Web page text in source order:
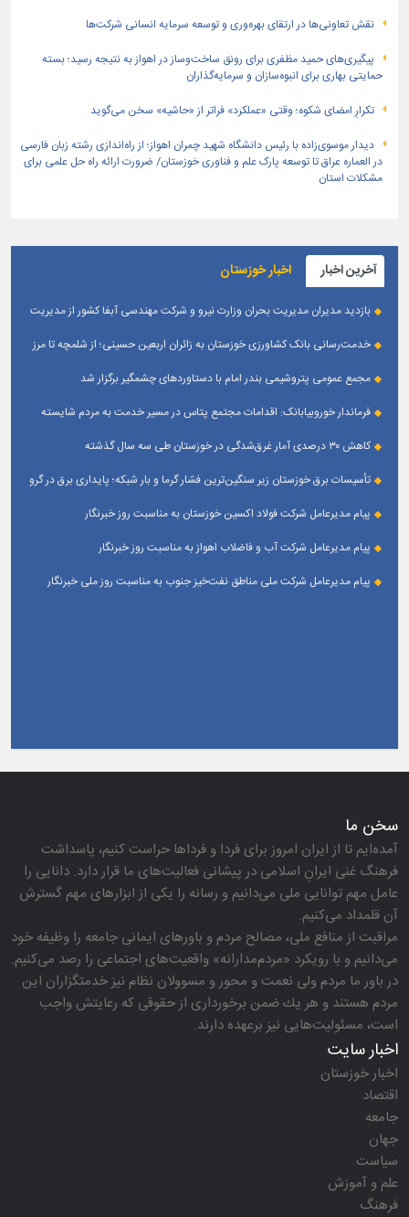
نقش تعاونی‌ها در ارتقای بهره‌وری و توسعه سرمایه انسانی شرکت‌ها
پیگیری‌های حمید مظفری برای رونق ساخت‌وساز در اهواز به نتیجه رسید؛ بسته
حمایتی بهاری برای انبوه‌سازان و سرمایه‌گذاران
تکرارِ امضای شکوه؛ وقتی «عملکرد» فراتر از «حاشیه» سخن می‌گوید
دیدار موسوی‌زاده با رئیس دانشگاه شهید چمران اهواز؛ از راه‌اندازی رشته زبان فارسی
در العماره عراق تا توسعه پارک علم و فناوری خوزستان/ ضرورت ارائه راه حل علمی برای
مشکلات استان
آخرین اخبار اخبار خوزستان
بازدید مدیران مدیریت بحران وزارت نیرو و شرکت مهندسی آبفا کشور از مدیریت
خدمت‌رسانی بانک کشاورزی خوزستان به زائران اربعین حسینی؛ از شلمچه تا مرز
مجمع عمومی پتروشیمی بندر امام با دستاوردهای چشمگیر برگزار شد
فرماندار خوروبیابانک: اقدامات مجتمع پتاس در مسیر خدمت به مردم شایسته
کاهش ۳۰ درصدی آمار غرق‌شدگی در خوزستان طی سه سال گذشته
تأسیسات برق خوزستان زیر سنگین‌ترین فشار گرما و بار شبکه؛ پایداری برق در گرو
پیام مدیرعامل شرکت فولاد اکسین خوزستان به مناسبت روز خبرنگار
پیام مدیرعامل شرکت آب و فاضلاب اهواز به مناسبت روز خبرنگار
پیام مدیرعامل شركت ملی مناطق نفت‌خیز جنوب به مناسبت روز ملی خبرنگار
سخن ما
آمده‌ایم تا از ایران امروز برای فردا و فرداها حراست كنیم، پاسداشت
فرهنگ غنی ایرانِ اسلامی در پیشانی فعالیت‌های ما قرار دارد. دانایی را
عامل مهم توانایی ملی می‌دانیم و رسانه را یكی از ابزارهای مهم گسترش
آن قلمداد می‌كنیم.
مراقبت از منافع ملی، مصالح مردم و باورهای ایمانی جامعه را وظیفه خود
می‌دانیم و با رویكرد «مردم‌مدارانه‌» واقعیت‌های اجتماعی را رصد می‌كنیم.
در باور ما مردم ولی نعمت و محور و مسوولان نظام نیز خدمتگزاران این
مردم هستند و هر یك ضمن برخورداری از حقوقی كه رعایتش واجب
است، مسئولیت‌هایی نیز برعهده دارند.
اخبار سایت
اخبار خوزستان
اقتصاد
جامعه
جهان
سیاست
علم و آموزش
فرهنگ